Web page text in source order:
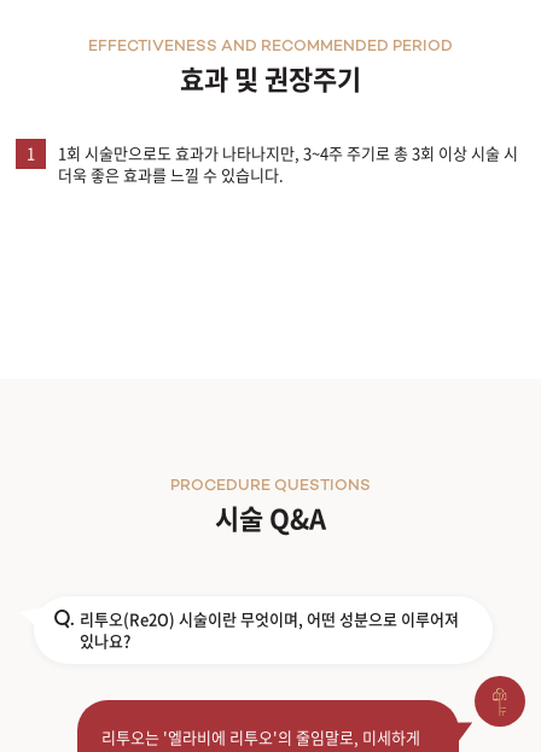
효과 및 권장주기
EFFECTIVENESS AND RECOMMENDED PERIOD
1
1회 시술만으로도 효과가 나타나지만, 3~4주 주기로 총 3회 이상 시술 시
더욱 좋은 효과를 느낄 수 있습니다.
시술 Q&A
PROCEDURE QUESTIONS
Q. 리투오(Re2O) 시술이란 무엇이며, 어떤 성분으로 이루어져
있나요?
리투오는 '엘라비에 리투오'의 줄임말로, 미세하게